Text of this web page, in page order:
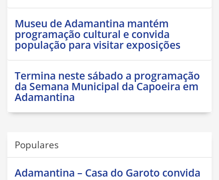
Museu de Adamantina mantém
programação cultural e convida
população para visitar exposições
Termina neste sábado a programação
da Semana Municipal da Capoeira em
Adamantina
Populares
Adamantina – Casa do Garoto convida